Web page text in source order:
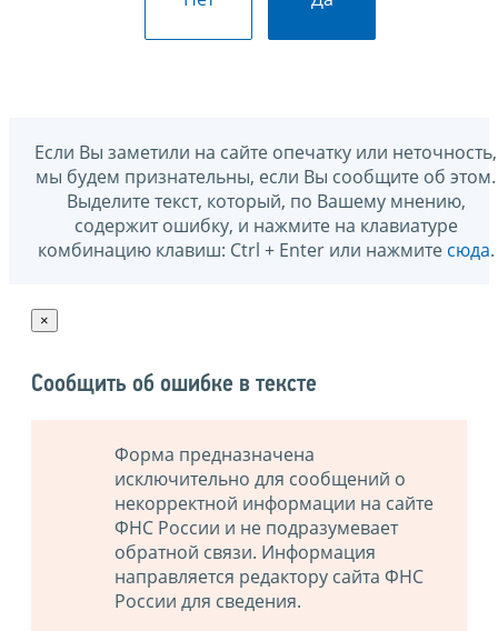
Если Вы заметили на сайте опечатку или неточность,
мы будем признательны, если Вы сообщите об этом.
Выделите текст, который, по Вашему мнению,
содержит ошибку, и нажмите на клавиатуре
комбинацию клавиш: Ctrl + Enter или нажмите сюда.
×
Сообщить об ошибке в тексте
Форма предназначена
исключительно для сообщений о
некорректной информации на сайте
ФНС России и не подразумевает
обратной связи. Информация
направляется редактору сайта ФНС
России для сведения.